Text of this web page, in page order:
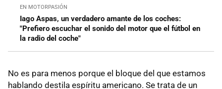
EN MOTORPASIÓN
Iago Aspas, un verdadero amante de los coches:
"Prefiero escuchar el sonido del motor que el fútbol en
la radio del coche"
No es para menos porque el bloque del que estamos
hablando destila espíritu americano. Se trata de un